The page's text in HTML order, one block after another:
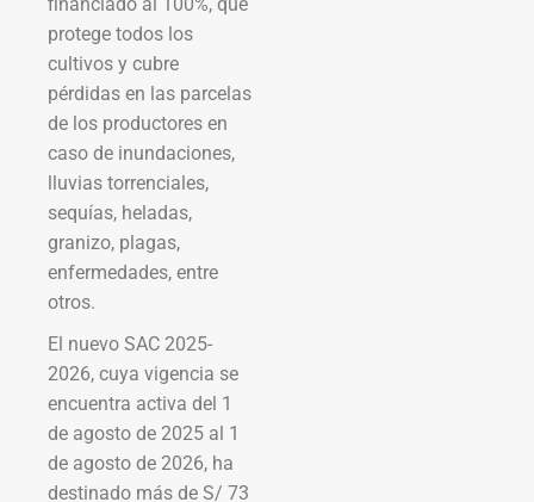
protege todos los
cultivos y cubre
pérdidas en las parcelas
de los productores en
caso de inundaciones,
lluvias torrenciales,
sequías, heladas,
granizo, plagas,
enfermedades, entre
otros.
El nuevo SAC 2025-
2026, cuya vigencia se
encuentra activa del 1
de agosto de 2025 al 1
de agosto de 2026, ha
destinado más de S/ 73